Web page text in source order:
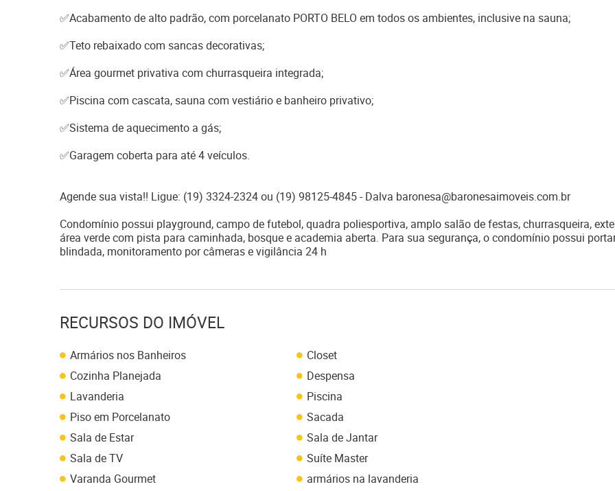
✅Acabamento de alto padrão, com porcelanato PORTO BELO em todos os ambientes, inclusive na sauna;
✅Teto rebaixado com sancas decorativas;
✅Área gourmet privativa com churrasqueira integrada;
✅Piscina com cascata, sauna com vestiário e banheiro privativo;
✅Sistema de aquecimento a gás;
✅Garagem coberta para até 4 veículos.
Agende sua vista!! Ligue: (19) 3324-2324 ou (19) 98125-4845 - Dalva baronesa@baronesaimoveis.com.br
Condomínio possui playground, campo de futebol, quadra poliesportiva, amplo salão de festas, churrasqueira,
área verde com pista para caminhada, bosque e academia aberta. Para sua segurança, o condomínio possui
RECURSOS DO IMÓVEL
Armários nos Banheiros
Closet
Cozinha Planejada
Despensa
Lavanderia
Piscina
Piso em Porcelanato
Sacada
Sala de Estar
Sala de Jantar
Sala de TV
Suíte Master
Varanda Gourmet
armários na lavanderia